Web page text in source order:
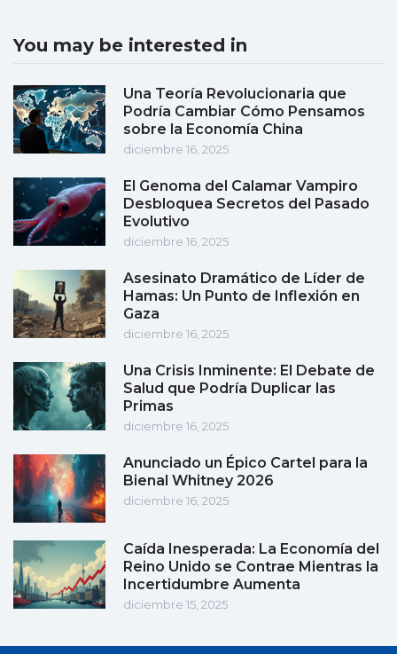
You may be interested in
Una Teoría Revolucionaria que
Podría Cambiar Cómo Pensamos
sobre la Economía China
diciembre 16, 2025
El Genoma del Calamar Vampiro
Desbloquea Secretos del Pasado
Evolutivo
diciembre 16, 2025
Asesinato Dramático de Líder de
Hamas: Un Punto de Inflexión en
Gaza
diciembre 16, 2025
Una Crisis Inminente: El Debate de
Salud que Podría Duplicar las
Primas
diciembre 16, 2025
Anunciado un Épico Cartel para la
Bienal Whitney 2026
diciembre 16, 2025
Caída Inesperada: La Economía del
Reino Unido se Contrae Mientras la
Incertidumbre Aumenta
diciembre 15, 2025